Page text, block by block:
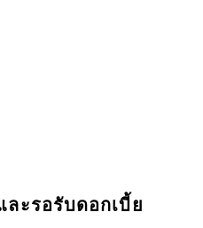
ละรอรับดอกเบี้ย